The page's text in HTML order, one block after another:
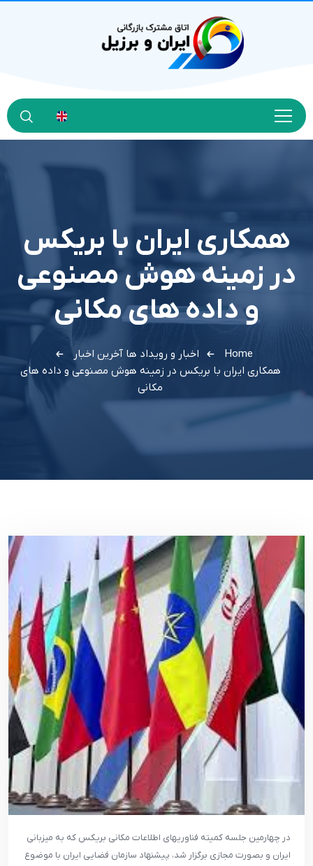
همکاری ایران با بریکس
در زمینه هوش مصنوعی
و داده های مکانی
Home اخبار و رویداد ها آخرین اخبار
همکاری ایران با بریکس در زمینه هوش مصنوعی و داده های
مکانی
در چهارمین جلسه کمیته فناوریهای اطلاعات مکانی بریکس که به میزبانی
ایران و بصورت مجازی برگزار شد، پیشنهاد سازمان فضایی ایران با موضوع